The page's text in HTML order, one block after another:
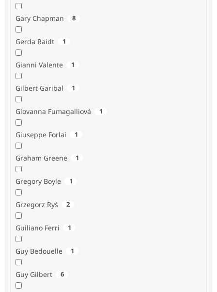
Gary Chapman 8
Gerda Raidt 1
Gianni Valente 1
Gilbert Garibal 1
Giovanna Fumagalliová 1
Giuseppe Forlai 1
Graham Greene 1
Gregory Boyle 1
Grzegorz Ryś 2
Guiliano Ferri 1
Guy Bedouelle 1
Guy Gilbert 6